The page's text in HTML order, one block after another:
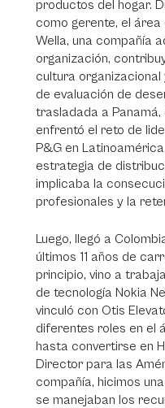
productos del hogar.
como gerente, el
Wella, una compañía
organización,
cultura
de evaluación de
trasladada a
enfrentó el reto de
P&G en
estrategia de
implicaba la
profesionales y la
Luego, llegó a
últimos 11 años de
principio, vino a
de tecnología Nokia
vinculó con Otis
diferentes roles en el
hasta convertirse en
Director para las
compañía, hicimos
se manejaban los